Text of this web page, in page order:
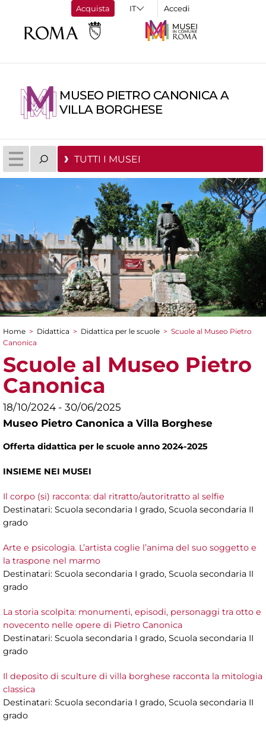
Acquista Accedi
MUSEO PIETRO CANONICA A
VILLA BORGHESE
TUTTI I MUSEI
Tu sei qui
Home > Didattica > Didattica per le scuole > Scuole al Museo Pietro
Canonica
Scuole al Museo Pietro
Canonica
18/10/2024 - 30/06/2025
Museo Pietro Canonica a Villa Borghese
Offerta didattica per le scuole anno 2024-2025
INSIEME NEI MUSEI
Il corpo (si) racconta: dal ritratto/autoritratto al selfie
Destinatari: Scuola secondaria I grado, Scuola secondaria II
grado
Arte e psicologia. L’artista coglie l’anima del suo soggetto e
la traspone nel marmo
Destinatari: Scuola secondaria I grado, Scuola secondaria II
grado
La storia scolpita: monumenti, episodi, personaggi tra otto e
novecento nelle opere di Pietro Canonica
Destinatari: Scuola secondaria I grado, Scuola secondaria II
grado
Il deposito di sculture di villa borghese racconta la mitologia
classica
Destinatari: Scuola secondaria I grado, Scuola secondaria II
grado